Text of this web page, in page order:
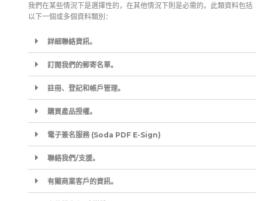
我們在某些情況下是選擇性的，在其他情況下則是必需的。此類資料包括
以下一個或多個資料類別：
詳細聯絡資訊。
訂閱我們的郵寄名單。
註冊、登記和帳戶管理。
購買產品授權。
電子簽名服務 (Soda PDF E-Sign)
聯絡我們/支援。
有關商業客戶的資訊。